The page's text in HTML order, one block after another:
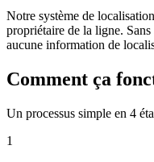
Notre système de
propriétaire de la ligne.
aucune information de
Comment ça
Un processus simple en 4
1